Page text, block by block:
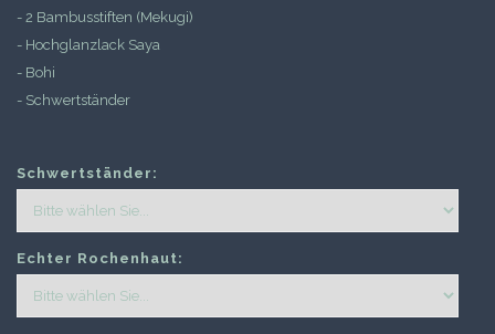
- 2 Bambusstiften (Mekugi)
- Hochglanzlack Saya
- Bohi
- Schwertständer
Schwertständer:
Echter Rochenhaut: